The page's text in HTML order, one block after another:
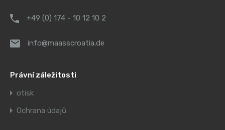
+49 (0) 174 - 10 12 10 2
info@maasscroatia.de
Právní záležitosti
otisk
Ochrana údajů